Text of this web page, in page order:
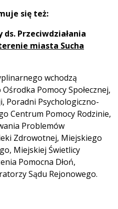
się też:
Przeciwdziałania
miasta Sucha
wchodzą
Pomocy Społecznej,
Poradni Psychologiczno-
Centrum Pomocy Rodzinie,
Problemów
Zdrowotnej, Miejskiego
Miejskiej Świetlicy
Pomocna Dłoń,
Sądu Rejonowego.